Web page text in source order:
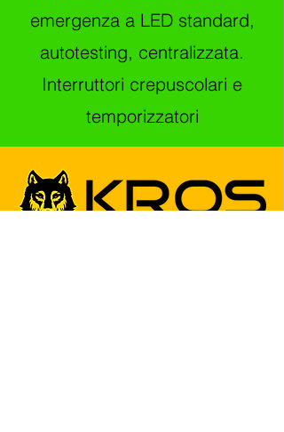
emergenza a LED standard,
autotesting, centralizzata.
Interruttori crepuscolari e
temporizzatori